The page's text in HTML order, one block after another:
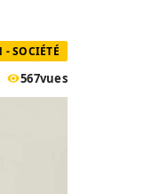
- SOCIÉTÉ
567vues